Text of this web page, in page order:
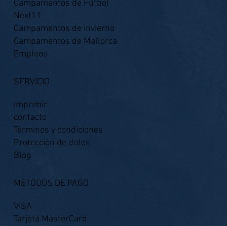
Campamentos de Fútbol
Next11
Campamentos de invierno
Campamentos de Mallorca
Empleos
SERVICIO
imprimir
contacto
Términos y condiciones
Protección de datos
Blog
MÉTODOS DE PAGO
VISA
Tarjeta MasterCard